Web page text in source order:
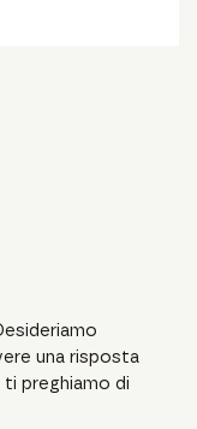
una risposta
preghiamo di